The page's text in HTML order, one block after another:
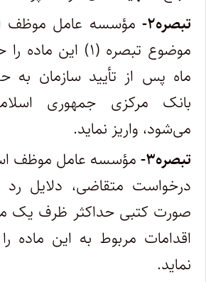
تبصره۲- مؤسسه عامل موظف
موضوع تبصره (۱)
ماه پس از تأیید سازمان
بانک مرکزی جمهوری
می‌شود، واریز نماید.
تبصره۳- مؤسسه عامل موظف
درخواست متقاضی، دلایل
صورت کتبی حداکثر ظرف یک
اقدامات مربوط به این ماده
نماید.